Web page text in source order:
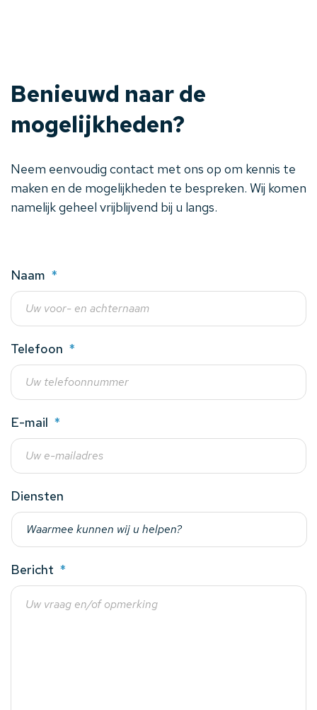
Benieuwd naar de
mogelijkheden?
Neem eenvoudig contact met ons op om kennis te
maken en de mogelijkheden te bespreken. Wij komen
namelijk geheel vrijblijvend bij u langs.
Naam *
Telefoon *
E-mail *
Diensten
Bericht *